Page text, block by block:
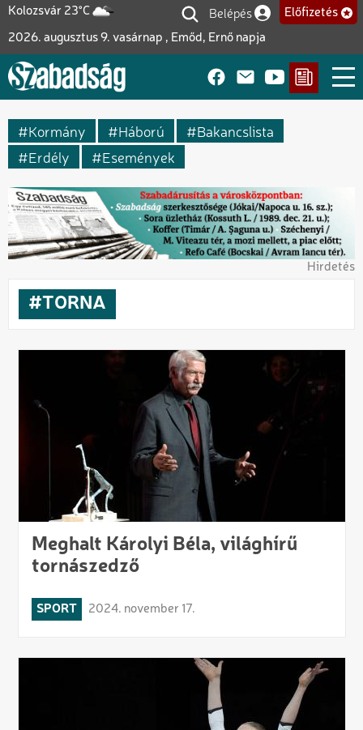
Ugrás
tartalomra
Kolozsvár 23°C
2026. augusztus 9. vasárnap , Emőd, Ernő napja
Felhasználói fiók
Belépés Előfizetés
Kormány Háború
Bakancslista
Erdély
Események
Hirdetés
TORNA
Meghalt Károlyi Béla, világhírű
tornászedző
SPORT 2024. november 17.